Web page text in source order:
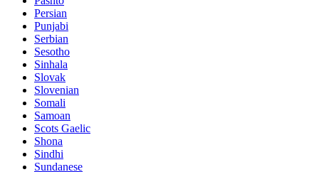
Persian
Punjabi
Serbian
Sesotho
Sinhala
Slovak
Slovenian
Somali
Samoan
Scots Gaelic
Shona
Sindhi
Sundanese